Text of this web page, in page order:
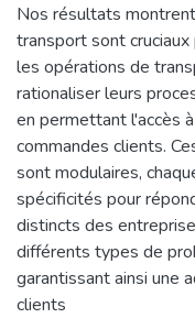
Nos résultats
transport sont
les opérations de
rationaliser leurs
en permettant l'accès
commandes clients.
sont modulaires,
spécificités pour
distincts des
différents types de
garantissant ainsi une
clients